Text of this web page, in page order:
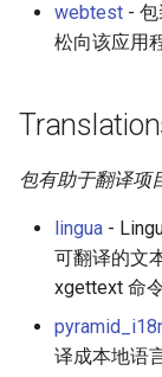
webtest -
松向该应用
包有助于翻译项
lingua -
可翻译的文
xgettext 命
译成本地语